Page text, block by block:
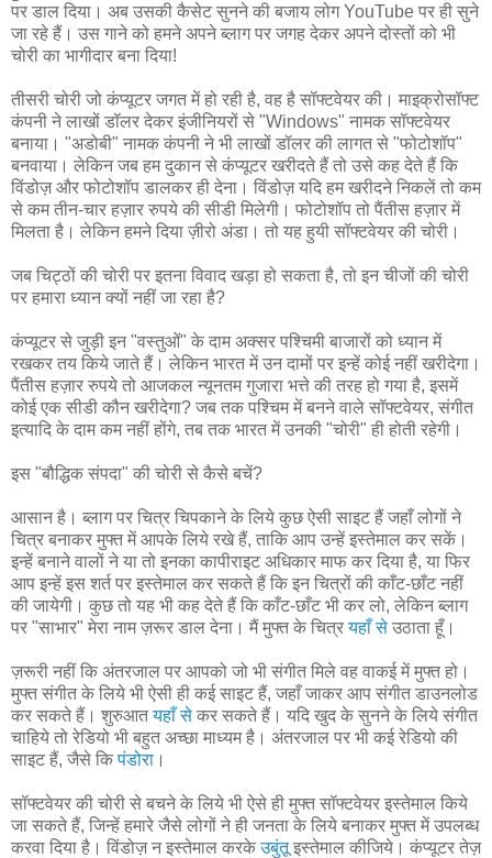
पर डाल दिया। अब उसकी कैसेट सुनने की बजाय लोग YouTube पर ही सुने
जा रहे हैं। उस गाने को हमने अपने ब्लाग पर जगह देकर अपने दोस्तों को भी
चोरी का भागीदार बना दिया!
तीसरी चोरी जो कंप्यूटर जगत में हो रही है, वह है सॉफ्टवेयर की। माइक्रोसॉफ्ट
कंपनी ने लाखों डॉलर देकर इंजीनियरों से "Windows" नामक सॉफ्टवेयर
बनाया। "अडोबी" नामक कंपनी ने भी लाखों डॉलर की लागत से "फोटोशॉप"
बनवाया। लेकिन जब हम दुकान से कंप्यूटर खरीदते हैं तो उसे कह देते हैं कि
विंडोज़ और फोटोशॉप डालकर ही देना। विंडोज़ यदि हम खरीदने निकलें तो कम
से कम तीन-चार हज़ार रुपये की सीडी मिलेगी। फोटोशॉप तो पैंतीस हज़ार में
मिलता है। लेकिन हमने दिया ज़ीरो अंडा। तो यह हुयी सॉफ्टवेयर की चोरी।
जब चिट्ठों की चोरी पर इतना विवाद खड़ा हो सकता है, तो इन चीजों की चोरी
पर हमारा ध्यान क्यों नहीं जा रहा है?
कंप्यूटर से जुड़ी इन "वस्तुओं" के दाम अक्सर पश्चिमी बाजारों को ध्यान में
रखकर तय किये जाते हैं। लेकिन भारत में उन दामों पर इन्हें कोई नहीं खरीदेगा।
पैंतीस हज़ार रुपये तो आजकल न्यूनतम गुजारा भत्ते की तरह हो गया है, इसमें
कोई एक सीडी कौन खरीदेगा? जब तक पश्चिम में बनने वाले सॉफ्टवेयर, संगीत
इत्यादि के दाम कम नहीं होंगे, तब तक भारत में उनकी "चोरी" ही होती रहेगी।
इस "बौद्धिक संपदा" की चोरी से कैसे बचें?
आसान है। ब्लाग पर चित्र चिपकाने के लिये कुछ ऐसी साइट हैं जहाँ लोगों ने
चित्र बनाकर मुफ्त में आपके लिये रखे हैं, ताकि आप उन्हें इस्तेमाल कर सकें।
इन्हें बनाने वालों ने या तो इनका कापीराइट अधिकार माफ कर दिया है, या फिर
आप इन्हें इस शर्त पर इस्तेमाल कर सकते हैं कि इन चित्रों की काँट-छाँट नहीं
की जायेगी। कुछ तो यह भी कह देते हैं कि काँट-छाँट भी कर लो, लेकिन ब्लाग
पर "साभार" मेरा नाम ज़रूर डाल देना। मैं मुफ्त के चित्रयहाँ से उठाता हूँ।
ज़रूरी नहीं कि अंतरजाल पर आपको जो भी संगीत मिले वह वाकई में मुफ्त हो।
मुफ्त संगीत के लिये भी ऐसी ही कई साइट हैं, जहाँ जाकर आप संगीत डाउनलोड
कर सकते हैं। शुरुआतयहाँ से कर सकते हैं। यदि खुद के सुनने के लिये संगीत
चाहिये तो रेडियो भी बहुत अच्छा माध्यम है। अंतरजाल पर भी कई रेडियो की
साइट हैं, जैसे किपंडोरा ।
सॉफ्टवेयर की चोरी से बचने के लिये भी ऐसे ही मुफ्त सॉफ्टवेयर इस्तेमाल किये
जा सकते हैं, जिन्हें हमारे जैसे लोगों ने ही जनता के लिये बनाकर मुफ्त में उपलब्ध
करवा दिया है। विंडोज़ न इस्तेमाल करकेउबुंतूइस्तेमाल कीजिये। कंप्यूटर तेज़